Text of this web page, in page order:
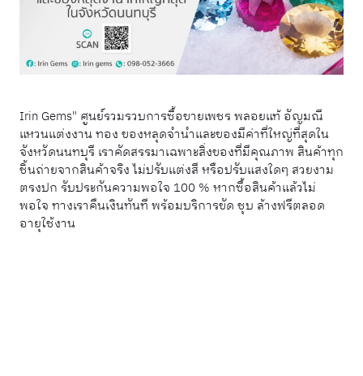
Irin Gems" ศูนย์รวมรวบการซื้อขายเพชร พลอยแท้ อัญมณี
แหวนแต่งงาน ทอง ของหลุดจำนำและของมีค่าที่ใหญ่ที่สุดใน
จังหวัดนนทบุรี เราคัดสรรมาเฉพาะสิ่งของที่มีคุณภาพ สินค้าทุก
ชิ้นถ่ายจากสินค้าจริง ไม่ปรับแต่งสี หรือปรับแสงใดๆ สวยงาม
ตรงปก รับประกันความพอใจ 100 % หากซื้อสินค้าแล้วไม่
พอใจ ทางเราคืนเงินทันที พร้อมบริการขัด ชุบ ล้างฟรีตลอด
อายุใช้งาน